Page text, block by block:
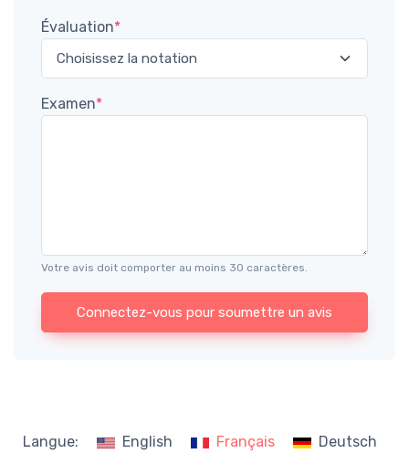
Évaluation*
Examen*
Votre avis doit comporter au moins 30 caractères.
Connectez-vous pour soumettre un avis
Langue: English Français
Deutsch